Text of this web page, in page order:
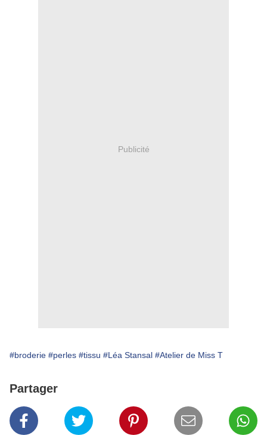
Publicité
#broderie #perles #tissu #Léa Stansal #Atelier de Miss T
Partager